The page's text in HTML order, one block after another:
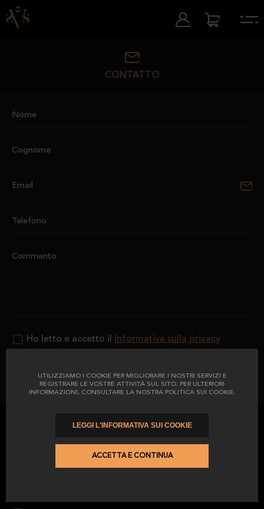
UTILIZZIAMO I COOKIE PER MIGLIORARE I NOSTRI SERVIZI E
REGISTRARE LE VOSTRE ATTIVITÀ SUL SITO. PER ULTERIORI
INFORMAZIONI, CONSULTARE LA NOSTRA POLITICA SUI COOKIE.
ACCETTA E CONTINUA
CONTATTO
Nome
Cognome
Email
Telefono
Commento
Ho letto e accetto il Informativa sulla privacy
INVIARE
LEGGI L'INFORMATIVA SUI COOKIE